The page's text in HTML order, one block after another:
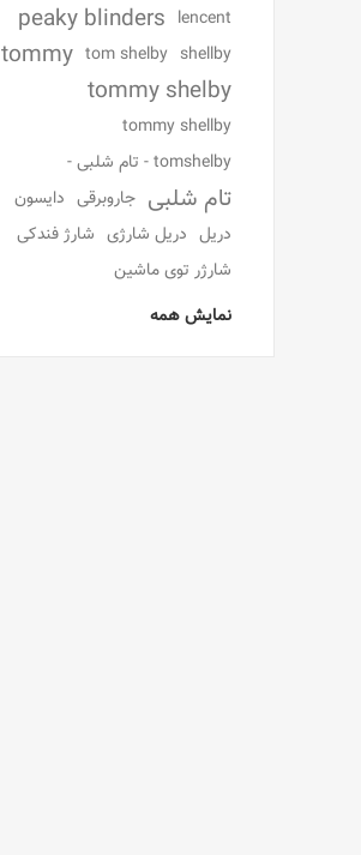
lencent
peaky blinders
shellby
tom shelby
tommy
tommy shelby
tommy shellby
tomshelby - تام شلبی -
تام شلبی جاروبرقی دایسون
دریل دریل شارژی شارژ فندکی
شارژر توی ماشین
نمایش همه